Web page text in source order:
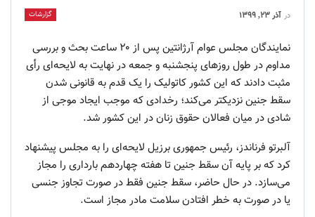
گزارشات در آذر ۲۳, ۱۳۹۹
نمایندگان مجلس عوام آرژانتین پس از ۲۰ ساعت بحث و بررسی
مداوم در طول روزهای پنجشنبه و جمعه در نهایت به لایحه‌ای رأی
مثبت دادند که این کشور کاتولیک را یک قدم به قانونی شدن
سقط جنین نزدیکتر می‌کند؛ رخدادی که موجب ایجاد موجی از
شادی در میان فعالان حقوق زنان در این کشور شد.
آلبرتو فرناندز، رئیس جمهوری برزیل لایحه‌ای را به مجلس پیشنهاد
کرد که بر پایه آن سقط جنین تا هفته چهاردهم بارداری را مجاز
می‌سازد. در حال حاضر، سقط جنین فقط در صورت تجاوز جنسی
یا در صورت به خطر افتادن سلامت مادر مجاز است.